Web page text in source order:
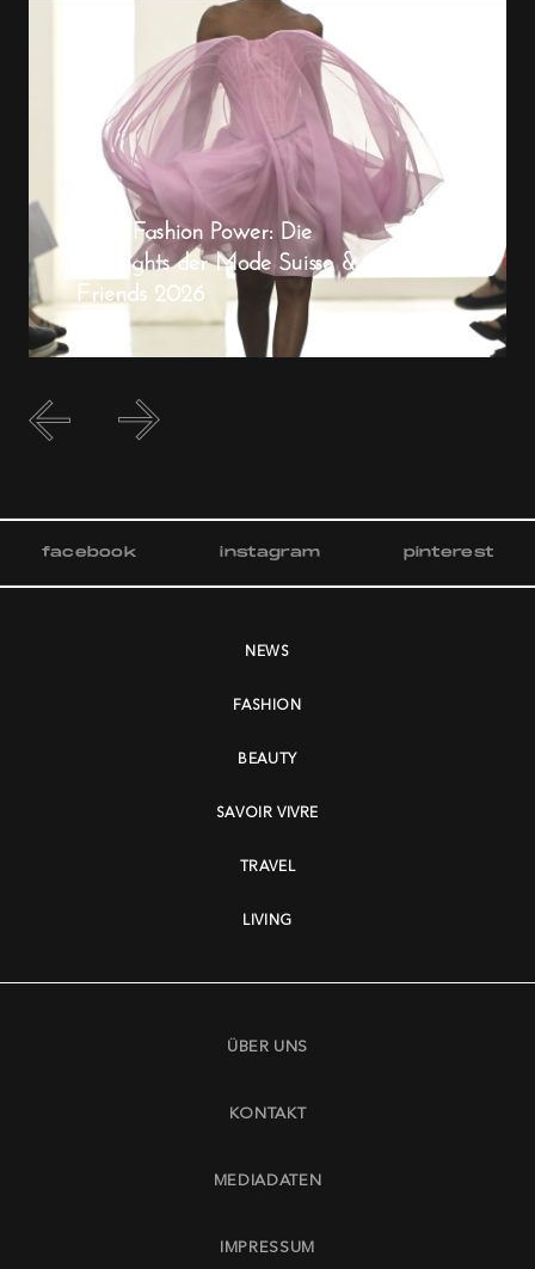
Swiss Fashion Power: Die
Highlights der Mode Suisse &
Friends 2026
facebook instagram pinterest
NEWS
FASHION
BEAUTY
SAVOIR VIVRE
TRAVEL
LIVING
ÜBER UNS
KONTAKT
MEDIADATEN
IMPRESSUM